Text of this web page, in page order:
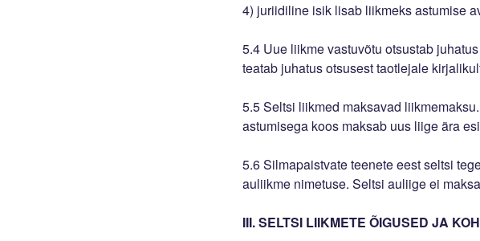
4) juriidiline isik lisab liikmeks astumise
5.4 Uue liikme vastuvõtu otsustab
teatab juhatus otsusest taotlejale
5.5 Seltsi liikmed maksavad
astumisega koos maksab uus liige ära
5.6 Silmapaistvate teenete eest seltsi
auliikme nimetuse. Seltsi auliige ei
III. SELTSI LIIKMETE ÕIGUSED JA